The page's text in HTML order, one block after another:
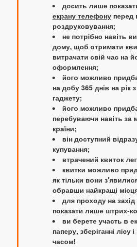
досить лише
екрану телефону перед
роздруковування;
не потрібно навіть
дому, щоб отримати
витрачати свій час на
оформлення;
його можливо
на добу 365 днів на рік
гаджету;
його можливо
перебуваючи навіть за
країни;
він доступний
купування;
втрачений квиток
квитки можливо
як тільки вони
обравши найкращі
для проходу на
показати лише штрих-
ви берете участь в
паперу, зберіганні лісу
часом!